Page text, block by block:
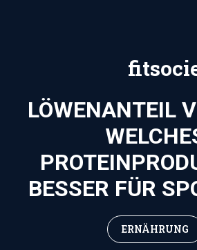
LÖWENANTEIL
BESSER FÜR
ERNÄHRUNG